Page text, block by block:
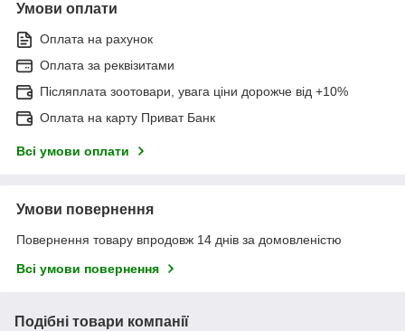
Умови оплати
Оплата на рахунок
Оплата за реквізитами
Післяплата зоотовари, увага ціни дорожче від +10%
Оплата на карту Приват Банк
Всі умови оплати
Умови повернення
Повернення товару впродовж 14 днів за домовленістю
Всі умови повернення
Подібні товари компанії